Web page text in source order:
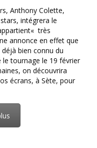
Anthony Colette,
intégrera le
très
annonce en effet que
bien connu du
le tournage le 19 février
on découvrira
écrans, à Sète, pour